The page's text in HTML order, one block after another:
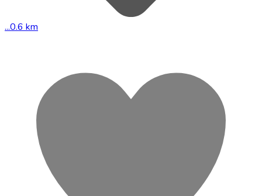
...0.6 km